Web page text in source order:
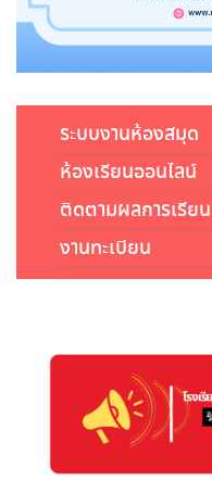
ระบบงานห้องสมุด
ห้องเรียนออนไลน์
ติดตามผลการเรียน
งานทะเบียน